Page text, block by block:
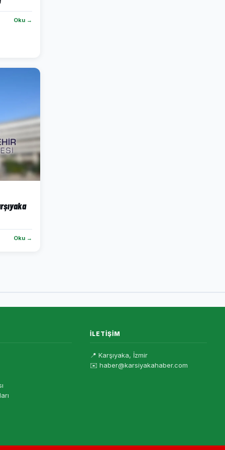
Oku →
Oku →
İLETIŞIM
📍 Karşıyaka, İzmir
✉️ haber@karsiyakahaber.com